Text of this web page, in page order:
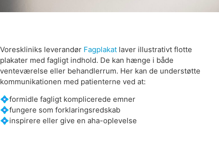
Voreskliniks leverandør Fagplakat laver illustrativt flotte
plakater med fagligt indhold. De kan hænge i både
venteværelse eller behandlerrum. Her kan de understøtte
kommunikationen med patienterne ved at:
💠formidle fagligt komplicerede emner
💠fungere som forklaringsredskab
💠inspirere eller give en aha-oplevelse